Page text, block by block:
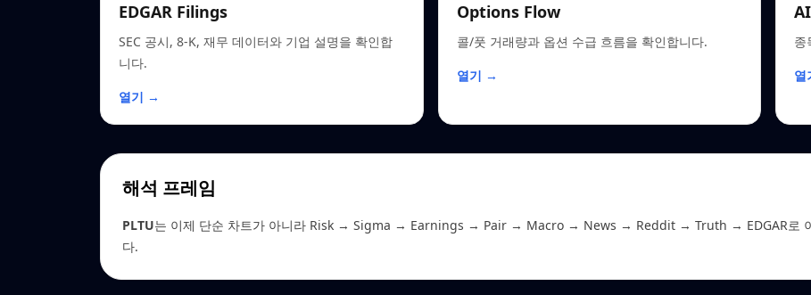
EDGAR Filings
SEC 공시, 8-K, 재무 데이터와 기업 설명을 확인합
니다.
열기 →
Options Flow
콜/풋 거래량과 옵션 수급 흐름을 확인합니다.
열기 →
종
열
해석 프레임
PLTU는 이제 단순 차트가 아니라 Risk → Sigma → Earnings → Pair → Macro → News → Reddit → Truth → EDGAR로 이
다.